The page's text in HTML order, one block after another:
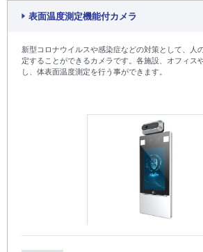
表面温度測定機能付カメラ
新型コロナウイルスや感染症などの対策として、人
定することができるカメラです。各施設、オフィス
し、体表面温度測定を行う事ができます。